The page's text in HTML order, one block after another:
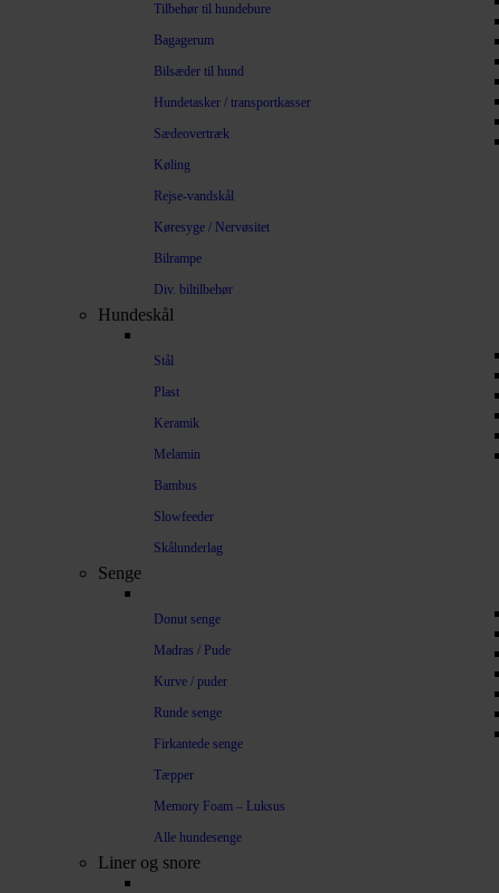
Tilbehør til hundebure
Bagagerum
Bilsæder til hund
Hundetasker / transportkasser
Sædeovertræk
Køling
Rejse-vandskål
Køresyge / Nervøsitet
Bilrampe
Div. biltilbehør
Hundeskål
Stål
Plast
Keramik
Melamin
Bambus
Slowfeeder
Skålunderlag
Senge
Donut senge
Madras / Pude
Kurve / puder
Runde senge
Firkantede senge
Tæpper
Memory Foam – Luksus
Alle hundesenge
Liner og snore